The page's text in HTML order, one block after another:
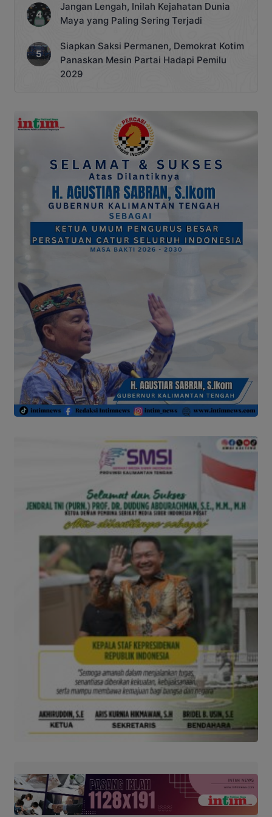
Jangan Lengah, Inilah Kejahatan Dunia
Maya yang Paling Sering Terjadi
Siapkan Saksi Permanen, Demokrat Kotim
Panaskan Mesin Partai Hadapi Pemilu
2029